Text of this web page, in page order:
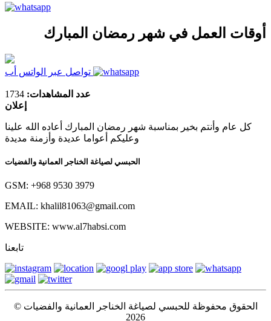
أوقات العمل في شهر رمضان المبارك
عدد المشاهدات: 1734
إعلان
كل عام وأنتم بخير بمناسبة شهر رمضان المبارك أعاده الله علينا
وعليكم أعواما عديدة وأزمنة مديدة
الحبسي لصياغة الخناجر العمانية والفضيات
GSM: +968 9530 3979
EMAIL: khalil81063@gmail.com
WEBSITE: www.al7habsi.com
تابعنا
الحقوق محفوظة للحبسي لصياغة الخناجر العمانية والفضيات ©
2026